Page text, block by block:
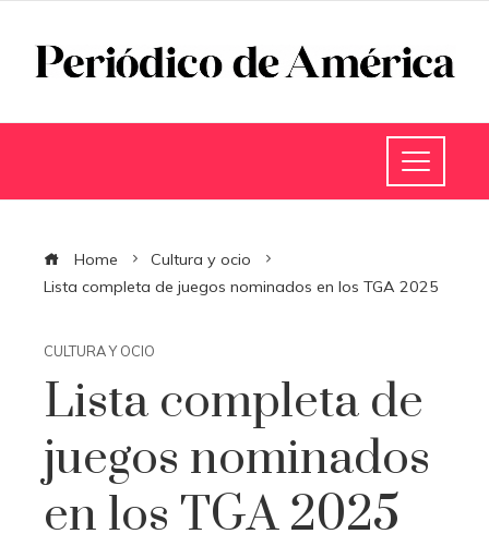
Home
Cultura y ocio
Lista completa de juegos nominados en los TGA 2025
CULTURA Y OCIO
Lista completa de
juegos nominados
en los TGA 2025